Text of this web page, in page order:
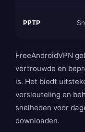
PPTP
FreeAndroidVPN
vertrouwde en
is. Het biedt
versleuteling en
snelheden voor
downloaden.